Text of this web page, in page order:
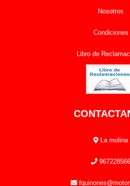
Nosotros
Condiciones
Libro de
La molina
967228566